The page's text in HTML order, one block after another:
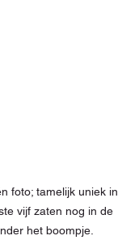
foto; tamelijk uniek in
vijf zaten nog in de
het boompje.